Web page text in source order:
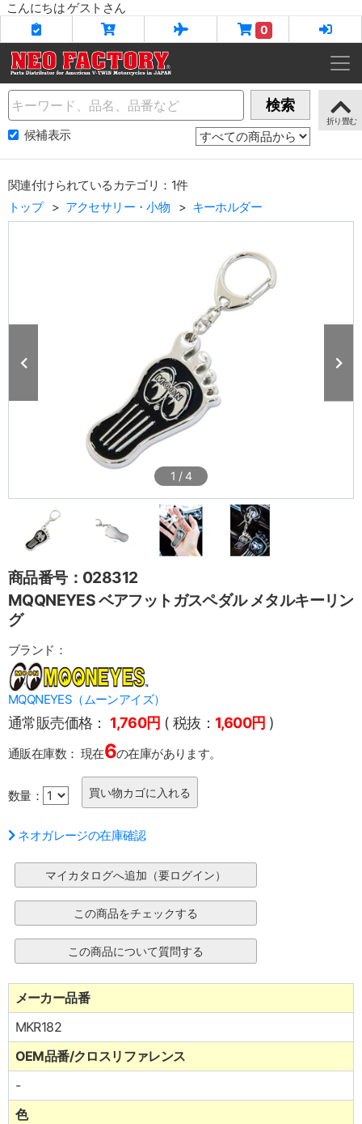
こんにちは ゲストさん
0
Name 検索
候補表示
関連付けられているカテゴリ：1件
トップ
アクセサリー・小物 キーホルダー
1 / 4
商品番号：028312
MQQNEYES ベアフットガスペダル メタルキーリン
グ
ブランド：
MQQNEYES（ムーンアイズ）
通常販売価格： 1,760円 ( 税抜： 1,600円 )
通販在庫数： 現在6の在庫があります。
数量：
ネオガレージの在庫確認
メーカー品番
MKR182
OEM品番/クロスリファレンス
-
色